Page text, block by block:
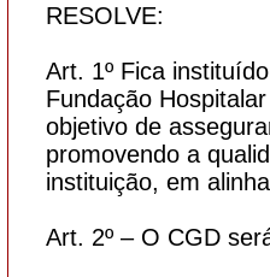
RESOLVE:
Art. 1º Fica
Fundação
objetivo de
promovendo a
instituição, em
Art. 2º – O CGD